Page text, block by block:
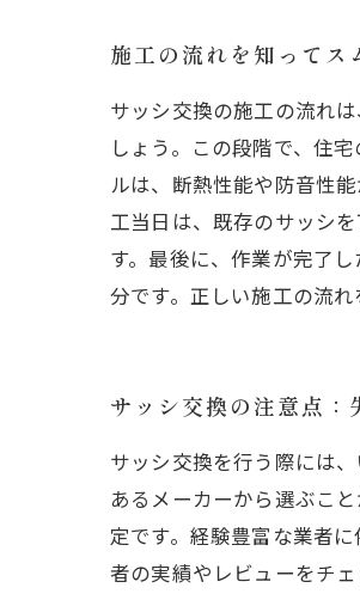
施工の流れを知ってス
サッシ交換の施工の流れ
しょう。この段階で、住
ルは、断熱性能や防音性
工当日は、既存のサッシ
す。最後に、作業が完了
分です。正しい施工の流
サッシ交換の注意点：
サッシ交換を行う際には
あるメーカーから選ぶこ
定です。経験豊富な業者
者の実績やレビューをチ